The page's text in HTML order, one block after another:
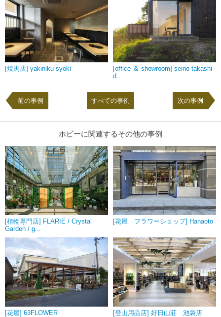
[焼肉店] yakiniku syoki
[office ＆ showroom] seino takashi
d...
前の事例 次の事例
すべての事例
ホビーに関連するその他の事例
[植物専門店] FLARIE / Crystal
Garden / g...
[花屋 フラワーショップ] Hanaoto
[花屋] 63FLOWER [登山用品店] 好日山荘 池袋店